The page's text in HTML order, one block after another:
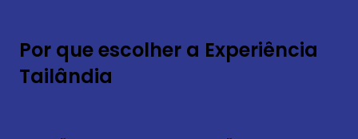
Por que escolher a Experiência
Tailândia